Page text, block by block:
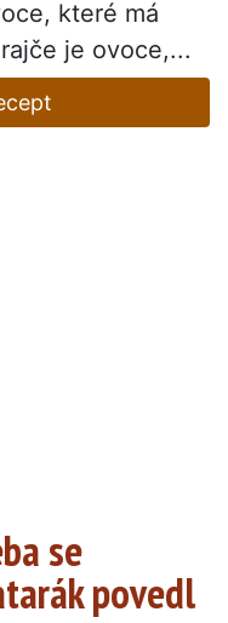
které má
je ovoce,...
se
povedl